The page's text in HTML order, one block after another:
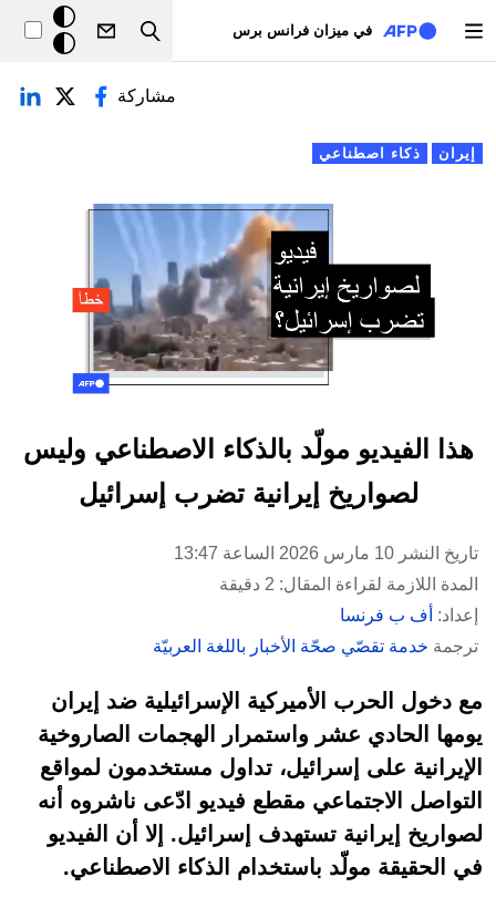
في ميزان فرانس برس
Search
خلفيّة
داكنة
التبويبات الأساسية
إيران ذكاء اصطناعي
مشاركة
هذا الفيديو مولّد بالذكاء الاصطناعي وليس
لصواريخ إيرانية تضرب إسرائيل
تاريخ النشر 10 مارس 2026 الساعة 13:47
المدة اللازمة لقراءة المقال: 2 دقيقة
إعداد: أف ب فرنسا
ترجمة خدمة تقصّي صحّة الأخبار باللغة العربيّة
مع دخول الحرب الأميركية الإسرائيلية ضد إيران
يومها الحادي عشر واستمرار الهجمات الصاروخية
الإيرانية على إسرائيل، تداول مستخدمون لمواقع
التواصل الاجتماعي مقطع فيديو ادّعى ناشروه أنه
لصواريخ إيرانية تستهدف إسرائيل. إلا أن الفيديو
في الحقيقة مولّد باستخدام الذكاء الاصطناعي.